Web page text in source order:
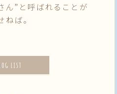
ん”と呼ばれることが
ば。
LIST